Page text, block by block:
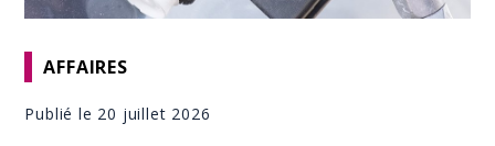
AFFAIRES
Publié le 20 juillet 2026